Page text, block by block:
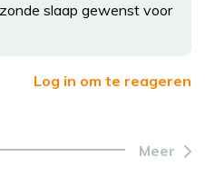
slaap gewenst voor
Log in om te reageren
Meer